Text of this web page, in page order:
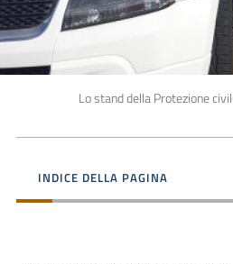
Lo stand della Protezione
INDICE DELLA PAGINA